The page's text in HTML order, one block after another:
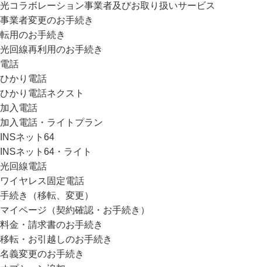
光コラボレーション事業者及びお取り扱いサービス
事業者変更のお手続き
転用のお手続き
光回線再利用のお手続き
電話
ひかり電話
ひかり電話ネクスト
加入電話
加入電話・ライトプラン
INSネット64
INSネット64・ライト
光回線電話
ワイヤレス固定電話
手続き（移転、変更）
マイページ（契約確認・お手続き）
料金・請求書のお手続き
移転・お引越しのお手続き
名義変更のお手続き